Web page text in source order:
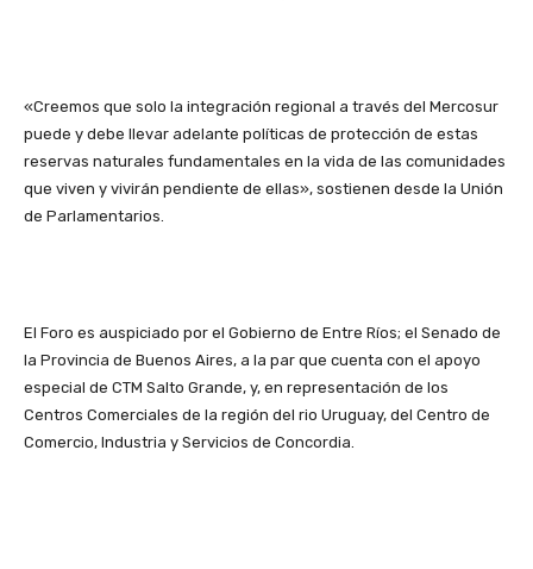
«Creemos que solo la integración regional a través del Mercosur
puede y debe llevar adelante políticas de protección de estas
reservas naturales fundamentales en la vida de las comunidades
que viven y vivirán pendiente de ellas», sostienen desde la Unión
de Parlamentarios.
El Foro es auspiciado por el Gobierno de Entre Ríos; el Senado de
la Provincia de Buenos Aires, a la par que cuenta con el apoyo
especial de CTM Salto Grande, y, en representación de los
Centros Comerciales de la región del rio Uruguay, del Centro de
Comercio, Industria y Servicios de Concordia.